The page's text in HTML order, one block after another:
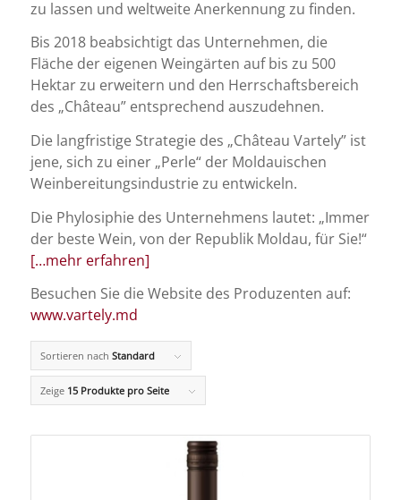
zu lassen und weltweite Anerkennung zu finden.
Bis 2018 beabsichtigt das Unternehmen, die
Fläche der eigenen Weingärten auf bis zu 500
Hektar zu erweitern und den Herrschaftsbereich
des „Château” entsprechend auszudehnen.
Die langfristige Strategie des „Château Vartely” ist
jene, sich zu einer „Perle“ der Moldauischen
Weinbereitungsindustrie zu entwickeln.
Die Phylosiphie des Unternehmens lautet: „Immer
der beste Wein, von der Republik Moldau, für Sie!“
[…mehr erfahren]
Besuchen Sie die Website des Produzenten auf:
www.vartely.md
Sortieren nach Standard
Zeige 15 Produkte pro Seite